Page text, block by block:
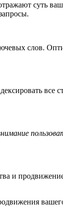
суть
слов.
все
и